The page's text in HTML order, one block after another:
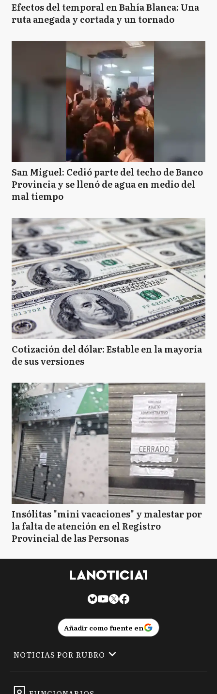
Efectos del temporal en Bahía Blanca: Una
ruta anegada y cortada y un tornado
San Miguel: Cedió parte del techo de Banco
Provincia y se llenó de agua en medio del
mal tiempo
Cotización del dólar: Estable en la mayoría
de sus versiones
Insólitas "mini vacaciones" y malestar por
la falta de atención en el Registro
Provincial de las Personas
Añadir como fuente en
NOTICIAS POR RUBRO